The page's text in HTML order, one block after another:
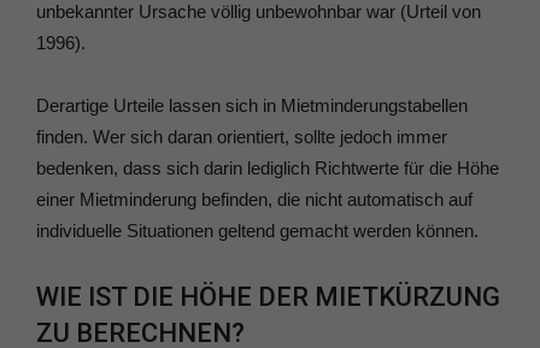
unbekannter Ursache völlig unbewohnbar war (Urteil von
1996).
Derartige Urteile lassen sich in Mietminderungstabellen
finden. Wer sich daran orientiert, sollte jedoch immer
bedenken, dass sich darin lediglich Richtwerte für die Höhe
einer Mietminderung befinden, die nicht automatisch auf
individuelle Situationen geltend gemacht werden können.
WIE IST DIE HÖHE DER MIETKÜRZUNG
ZU BERECHNEN?